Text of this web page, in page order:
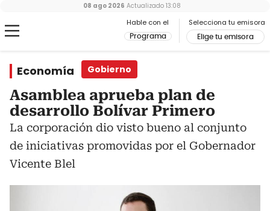
Hable con el
Programa
Selecciona tu emisora
Elige tu emisora
08 ago 2026 Actualizado 13:08
Economía Gobierno
Asamblea aprueba plan de
desarrollo Bolívar Primero
La corporación dio visto bueno al conjunto
de iniciativas promovidas por el Gobernador
Vicente Blel